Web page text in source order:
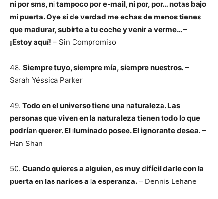
ni por sms, ni tampoco por e-mail, ni por, por… notas bajo
mi puerta. Oye si de verdad me echas de menos tienes
que madurar, subirte a tu coche y venir a verme… –
¡Estoy aquí! – Sin Compromiso
48. Siempre tuyo, siempre mía, siempre nuestros. –
Sarah Yéssica Parker
49. Todo en el universo tiene una naturaleza. Las
personas que viven en la naturaleza tienen todo lo que
podrían querer. El iluminado posee. El ignorante desea. –
Han Shan
50. Cuando quieres a alguien, es muy difícil darle con la
puerta en las narices a la esperanza. – Dennis Lehane